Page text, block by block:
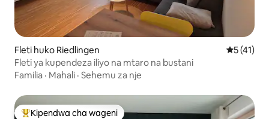
Fleti huko Riedlingen Ukadiriaji
5 (41)
Fleti ya kupendeza iliyo na mtaro na bustani
Familia · Mahali · Sehemu za nje
Kipendwa cha wageni